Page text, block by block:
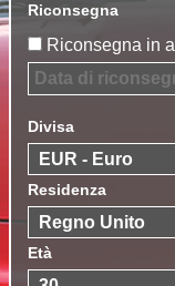
Riconsegna
Riconsegna in
Divisa
Residenza
Età